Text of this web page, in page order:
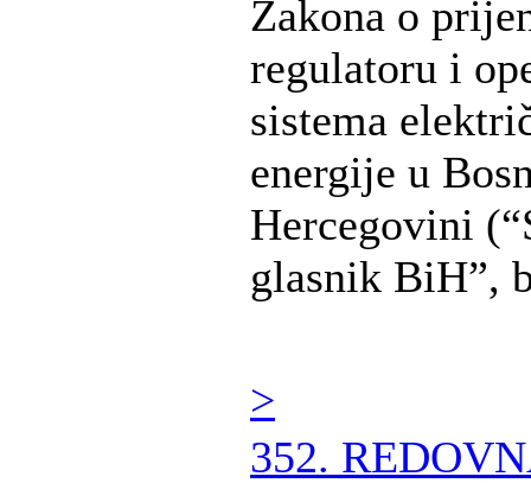
Zakona o
regulatoru i
sistema
energije u
Hercegovini
glasnik BiH”,
>
352.